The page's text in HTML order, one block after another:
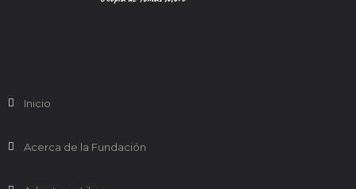
Inicio
Acerca de la Fundación